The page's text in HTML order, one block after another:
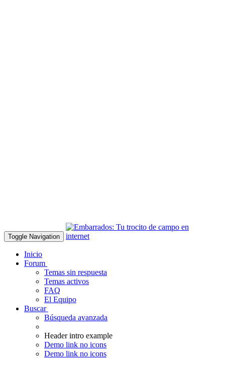
Toggle Navigation
Inicio
Forum
Temas sin respuesta
Temas activos
FAQ
El Equipo
Buscar
Búsqueda avanzada
Header intro example
Demo link no icons
Demo link no icons